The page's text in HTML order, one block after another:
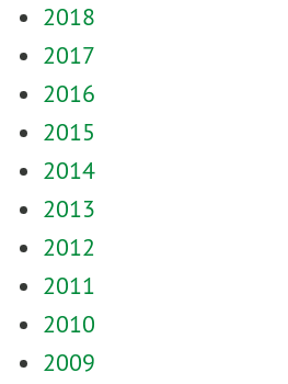
2018
2017
2016
2015
2014
2013
2012
2011
2010
2009